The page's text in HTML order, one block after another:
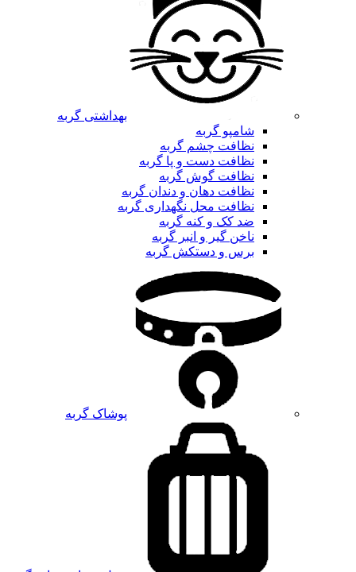
بهداشتی گربه
شامپو گربه
نظافت چشم گربه
نظافت دست و پا گربه
نظافت گوش گربه
نظافت دهان و دندان گربه
نظافت محل نگهداری گربه
ضد کک و کنه گربه
ناخن گیر و انبر گربه
برس و دستکش گربه
پوشاک گربه